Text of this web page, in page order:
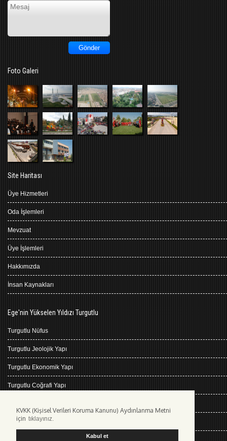
KVKK (Kişisel Verileri Koruma Kanunu) Aydınlanma Metni
için tıklayınız.
Kabul et
Foto Galeri
Site Haritası
Üye Hizmetleri
Oda İşlemleri
Mevzuat
Üye İşlemleri
Hakkımızda
İnsan Kaynakları
Ege'nin Yükselen Yıldızı Turgutlu
Turgutlu Nüfus
Turgutlu Jeolojik Yapı
Turgutlu Ekonomik Yapı
Turgutlu Coğrafi Yapı
Turgutlu İklimi